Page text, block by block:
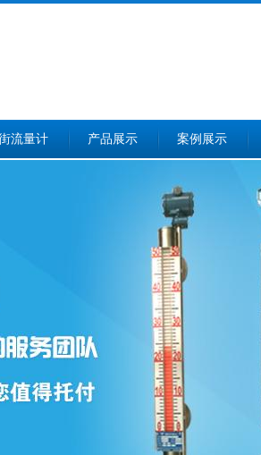
流量计 产品展示 案例展示